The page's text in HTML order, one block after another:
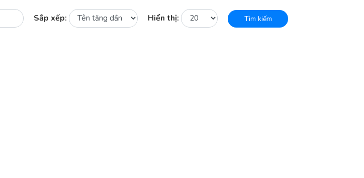
Sắp xếp: Hiển thị: Tìm kiếm